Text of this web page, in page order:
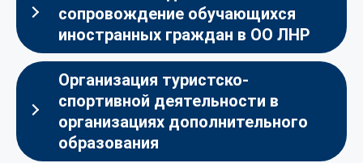
сопровождение обучающихся
иностранных граждан в ОО ЛНР
Организация туристско-
спортивной деятельности в
организациях дополнительного
образования